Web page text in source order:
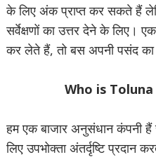
के लिए अंक प्राप्त कर सकते हैं
सर्वेक्षणों का उत्तर देने के लिए।
कर लेते हैं, तो बस अपनी पसंद का
Who is
हम एक बाजार अनुसंधान कंपनी
लिए उपभोक्ता अंतर्दृष्टि प्रदान